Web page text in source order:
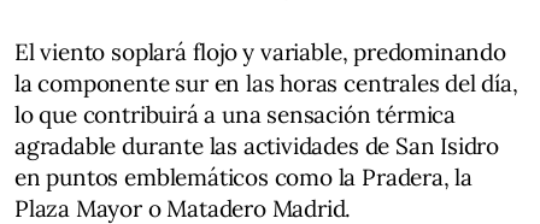
El viento soplará flojo y variable, predominando
la componente sur en las horas centrales del día,
lo que contribuirá a una sensación térmica
agradable durante las actividades de San Isidro
en puntos emblemáticos como la Pradera, la
Plaza Mayor o Matadero Madrid.